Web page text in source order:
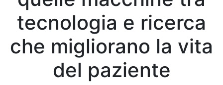
tecnologia e ricerca
che migliorano la vita
del paziente